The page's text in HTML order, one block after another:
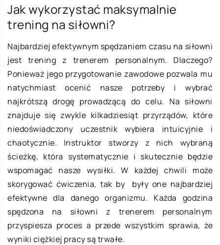
Jak wykorzystać maksymalnie
trening na siłowni?
Najbardziej efektywnym spędzaniem czasu na siłowni
jest trening z trenerem personalnym. Dlaczego?
Ponieważ jego przygotowanie zawodowe pozwala mu
natychmiast ocenić nasze potrzeby i wybrać
najkrótszą drogę prowadzącą do celu. Na siłowni
znajduje się zwykle kilkadziesiąt przyrządów, które
niedoświadczony uczestnik wybiera intuicyjnie i
chaotycznie. Instruktor stworzy z nich wybraną
ścieżkę, która systematycznie i skutecznie będzie
wspomagać nasze wysiłki. W każdej chwili może
skorygować ćwiczenia, tak by były one najbardziej
efektywne dla danego organizmu. Każda godzina
spędzona na siłowni z trenerem personalnym
przyspiesza proces a przede wszystkim sprawia, że
wyniki ciężkiej pracy są trwałe.